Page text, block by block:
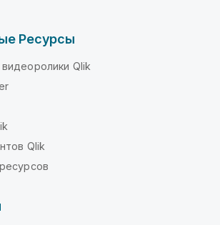
Ресурсы
Qlik
Qlik